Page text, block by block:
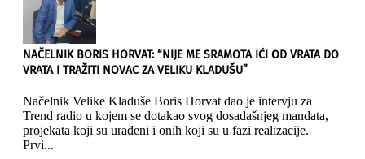
NAČELNIK BORIS HORVAT: “NIJE ME SRAMOTA IĆI OD VRATA DO
VRATA I TRAŽITI NOVAC ZA VELIKU KLADUŠU”
Načelnik Velike Kladuše Boris Horvat dao je intervju za
Trend radio u kojem se dotakao svog dosadašnjeg mandata,
projekata koji su urađeni i onih koji su u fazi realizacije.
Prvi...